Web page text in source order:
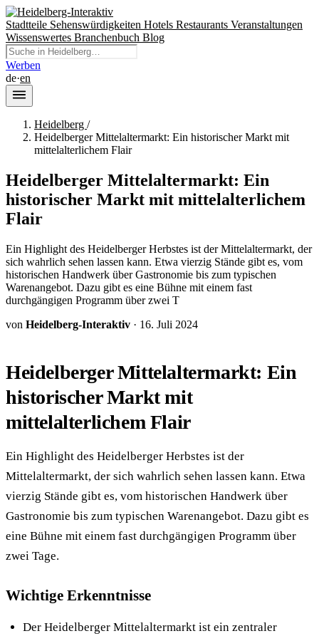
Stadtteile Sehenswürdigkeiten Hotels Restaurants Veranstaltungen
Wissenswertes Branchenbuch Blog
Werben
de·en
Heidelberg /
Heidelberger Mittelaltermarkt: Ein historischer Markt mit
mittelalterlichem Flair
Heidelberger Mittelaltermarkt: Ein
historischer Markt mit mittelalterlichem
Flair
Ein Highlight des Heidelberger Herbstes ist der Mittelaltermarkt, der
sich wahrlich sehen lassen kann. Etwa vierzig Stände gibt es, vom
historischen Handwerk über Gastronomie bis zum typischen
Warenangebot. Dazu gibt es eine Bühne mit einem fast
durchgängigen Programm über zwei T
von Heidelberg-Interaktiv · 16. Juli 2024
Heidelberger Mittelaltermarkt: Ein
historischer Markt mit
mittelalterlichem Flair
Ein Highlight des Heidelberger Herbstes ist der
Mittelaltermarkt, der sich wahrlich sehen lassen kann. Etwa
vierzig Stände gibt es, vom historischen Handwerk über
Gastronomie bis zum typischen Warenangebot. Dazu gibt es
eine Bühne mit einem fast durchgängigen Programm über
zwei Tage.
Wichtige Erkenntnisse
Der Heidelberger Mittelaltermarkt ist ein zentraler